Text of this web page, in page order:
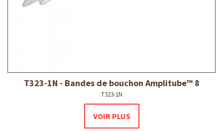
T323-1N - Bandes de bouchon Amplitube™ 8
T323-1N
VOIR PLUS